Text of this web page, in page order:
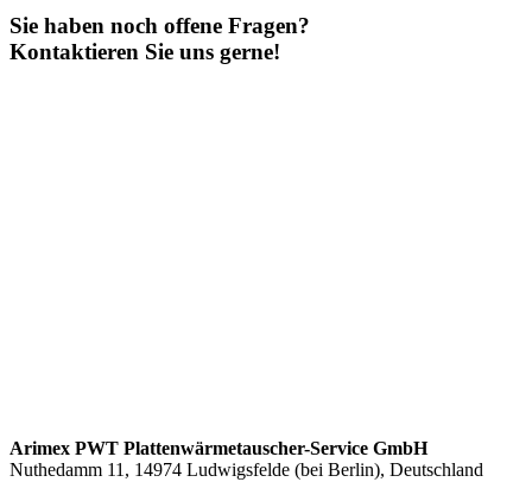
Sie haben noch offene Fragen?
Kontaktieren Sie uns gerne!
Arimex PWT Plattenwärmetauscher-Service GmbH
Nuthedamm 11, 14974 Ludwigsfelde (bei Berlin), Deutschland